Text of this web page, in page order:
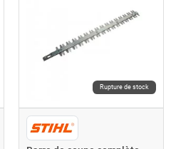
Rupture de stock